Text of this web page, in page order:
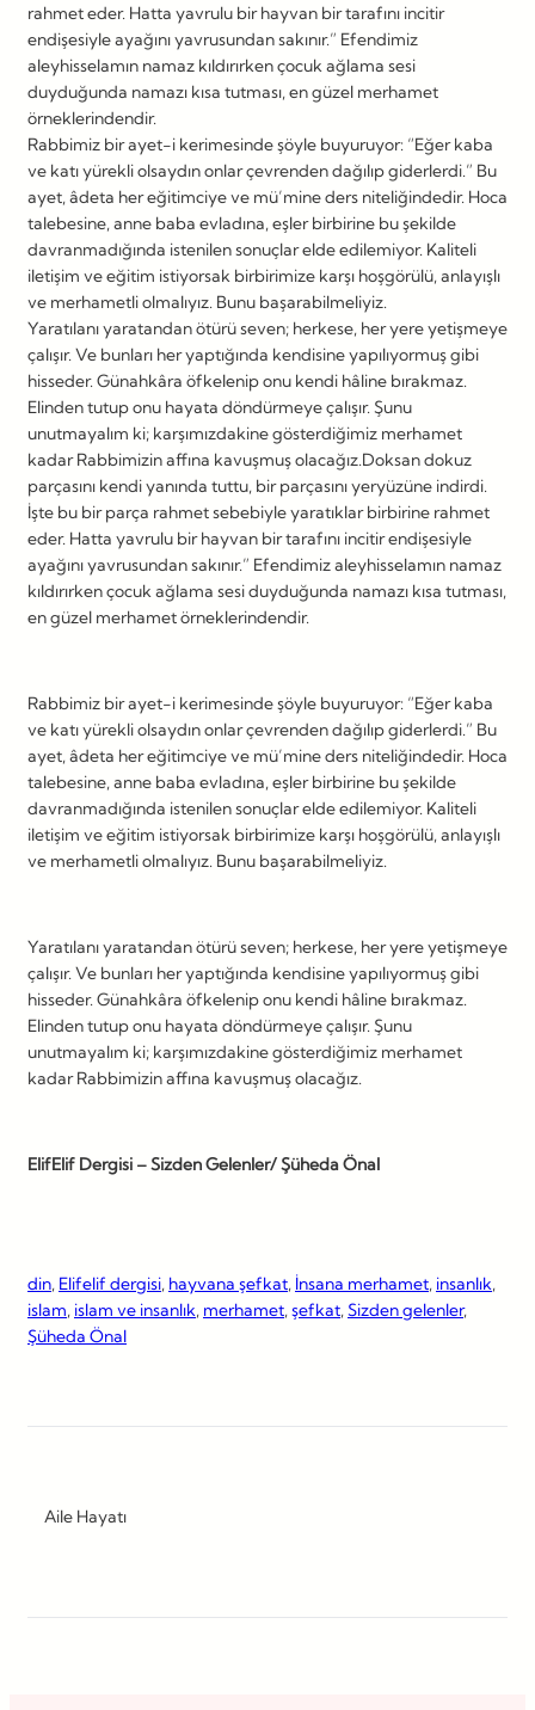
rahmet eder. Hatta yavrulu bir hayvan bir tarafını incitir
endişesiyle ayağını yavrusundan sakınır.” Efendimiz
aleyhisselamın namaz kıldırırken çocuk ağlama sesi
duyduğunda namazı kısa tutması, en güzel merhamet
örneklerindendir.
Rabbimiz bir ayet-i kerimesinde şöyle buyuruyor: “Eğer kaba
ve katı yürekli olsaydın onlar çevrenden dağılıp giderlerdi.” Bu
ayet, âdeta her eğitimciye ve mü’mine ders niteliğindedir. Hoca
talebesine, anne baba evladına, eşler birbirine bu şekilde
davranmadığında istenilen sonuçlar elde edilemiyor. Kaliteli
iletişim ve eğitim istiyorsak birbirimize karşı hoşgörülü, anlayışlı
ve merhametli olmalıyız. Bunu başarabilmeliyiz.
Yaratılanı yaratandan ötürü seven; herkese, her yere yetişmeye
çalışır. Ve bunları her yaptığında kendisine yapılıyormuş gibi
hisseder. Günahkâra öfkelenip onu kendi hâline bırakmaz.
Elinden tutup onu hayata döndürmeye çalışır. Şunu
unutmayalım ki; karşımızdakine gösterdiğimiz merhamet
kadar Rabbimizin affına kavuşmuş olacağız.Doksan dokuz
parçasını kendi yanında tuttu, bir parçasını yeryüzüne indirdi.
İşte bu bir parça rahmet sebebiyle yaratıklar birbirine rahmet
eder. Hatta yavrulu bir hayvan bir tarafını incitir endişesiyle
ayağını yavrusundan sakınır.” Efendimiz aleyhisselamın namaz
kıldırırken çocuk ağlama sesi duyduğunda namazı kısa tutması,
en güzel merhamet örneklerindendir.
Rabbimiz bir ayet-i kerimesinde şöyle buyuruyor: “Eğer kaba
ve katı yürekli olsaydın onlar çevrenden dağılıp giderlerdi.” Bu
ayet, âdeta her eğitimciye ve mü’mine ders niteliğindedir. Hoca
talebesine, anne baba evladına, eşler birbirine bu şekilde
davranmadığında istenilen sonuçlar elde edilemiyor. Kaliteli
iletişim ve eğitim istiyorsak birbirimize karşı hoşgörülü, anlayışlı
ve merhametli olmalıyız. Bunu başarabilmeliyiz.
Yaratılanı yaratandan ötürü seven; herkese, her yere yetişmeye
çalışır. Ve bunları her yaptığında kendisine yapılıyormuş gibi
hisseder. Günahkâra öfkelenip onu kendi hâline bırakmaz.
Elinden tutup onu hayata döndürmeye çalışır. Şunu
unutmayalım ki; karşımızdakine gösterdiğimiz merhamet
kadar Rabbimizin affına kavuşmuş olacağız.
ElifElif Dergisi – Sizden Gelenler/ Şüheda Önal
din, Elifelif dergisi, hayvana şefkat, İnsana merhamet, insanlık
islam, islam ve insanlık, merhamet, şefkat, Sizden gelenler
Şüheda Önal
Aile Hayatı